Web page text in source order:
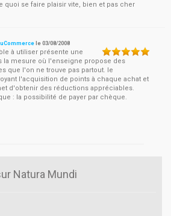
quoi se faire plaisir vite, bien et pas cher
le03/08/2008
à utiliser présente une
la mesure où l'enseigne propose des
que l'on ne trouve pas partout. le
l'acquisition de points à chaque achat et
d'obtenir des réductions appréciables.
: la possibilité de payer par chèque.
Natura Mundi